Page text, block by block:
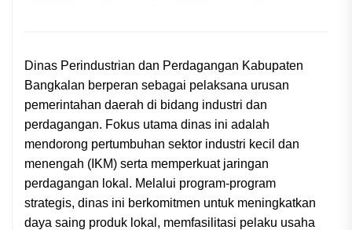
Dinas Perindustrian dan Perdagangan Kabupaten
Bangkalan berperan sebagai pelaksana urusan
pemerintahan daerah di bidang industri dan
perdagangan. Fokus utama dinas ini adalah
mendorong pertumbuhan sektor industri kecil dan
menengah (IKM) serta memperkuat jaringan
perdagangan lokal. Melalui program-program
strategis, dinas ini berkomitmen untuk meningkatkan
daya saing produk lokal, memfasilitasi pelaku usaha